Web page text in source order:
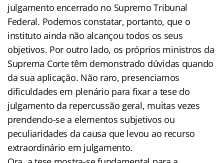
julgamento encerrado no Supremo Tribunal
Federal. Podemos constatar, portanto, que o
instituto ainda não alcançou todos os seus
objetivos. Por outro lado, os próprios ministros da
Suprema Corte têm demonstrado dúvidas quando
da sua aplicação. Não raro, presenciamos
dificuldades em plenário para fixar a tese do
julgamento da repercussão geral, muitas vezes
prendendo-se a elementos subjetivos ou
peculiaridades da causa que levou ao recurso
extraordinário em julgamento.